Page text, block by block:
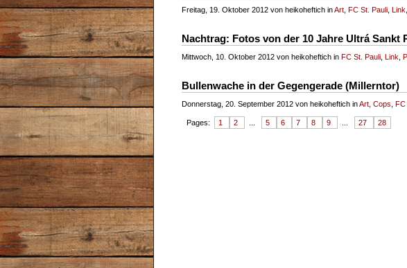
Freitag, 19. Oktober 2012 von heikoheftich inArt FC St. Pauli Link
Nachtrag: Fotos von der 10 Jahre Ultrá Sankt
Mittwoch, 10. Oktober 2012 von heikoheftich in FC St. Pauli Link
Bullenwache in der Gegengerade (Millerntor)
Donnerstag, 20. September 2012 von heikoheftich inArt Cops FC
Pages: 1 2 5 6 7 8 9 27 28